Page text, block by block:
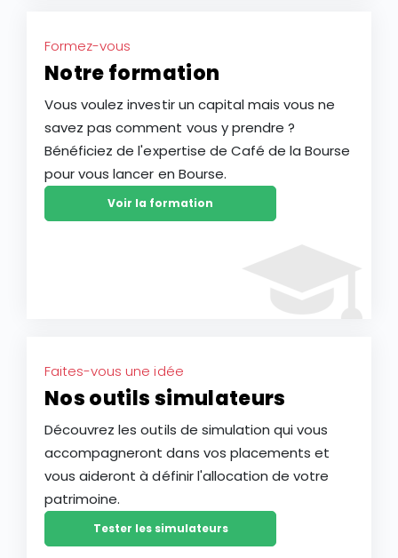
Formez-vous
Notre formation
Vous voulez investir un capital mais vous ne
savez pas comment vous y prendre ?
Bénéficiez de l'expertise de Café de la Bourse
pour vous lancer en Bourse.
Voir la formation
Faites-vous une idée
Nos outils simulateurs
Découvrez les outils de simulation qui vous
accompagneront dans vos placements et
vous aideront à définir l'allocation de votre
patrimoine.
Tester les simulateurs